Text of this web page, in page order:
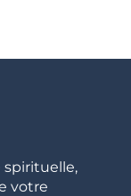
spirituelle,
votre